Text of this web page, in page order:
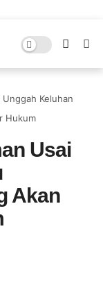
Keluhan
Hukum
Usai
Akan